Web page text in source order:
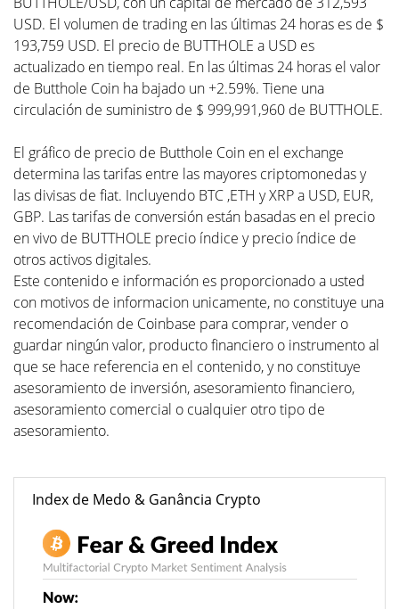
USD. El volumen de trading en las últimas 24 horas es de $
193,759 USD. El precio de BUTTHOLE a USD es
actualizado en tiempo real. En las últimas 24 horas el valor
de Butthole Coin ha bajado un +2.59%. Tiene una
circulación de suministro de $ 999,991,960 de BUTTHOLE.
El gráfico de precio de Butthole Coin en el exchange
determina las tarifas entre las mayores criptomonedas y
las divisas de fiat. Incluyendo BTC ,ETH y XRP a USD, EUR,
GBP. Las tarifas de conversión están basadas en el precio
en vivo de BUTTHOLE precio índice y precio índice de
otros activos digitales.
Este contenido e información es proporcionado a usted
con motivos de informacion unicamente, no constituye una
recomendación de Coinbase para comprar, vender o
guardar ningún valor, producto financiero o instrumento al
que se hace referencia en el contenido, y no constituye
asesoramiento de inversión, asesoramiento financiero,
asesoramiento comercial o cualquier otro tipo de
asesoramiento.
Index de Medo & Ganância Crypto